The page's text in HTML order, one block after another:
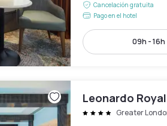
Cancelación gratuita
Pago en el hotel
09h - 16h
Leonardo
Greater